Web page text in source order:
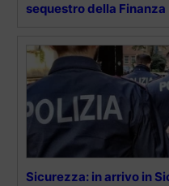
sequestro della Finanza
Sicurezza: in arrivo in